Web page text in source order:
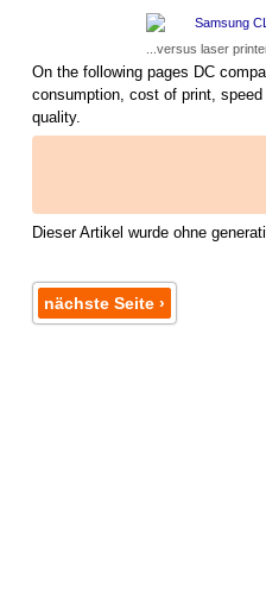
...versus laser
On the following pages DC
consumption, cost of print,
quality.
Dieser Artikel wurde ohne
nächste Seite ›